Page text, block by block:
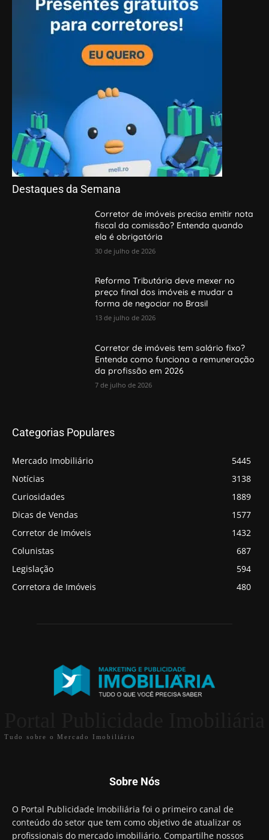
Destaques da Semana
Corretor de imóveis precisa emitir nota
fiscal da comissão? Entenda quando
ela é obrigatória
30 de julho de 2026
Reforma Tributária deve mexer no
preço final dos imóveis e mudar a
forma de negociar no Brasil
13 de julho de 2026
Corretor de imóveis tem salário fixo?
Entenda como funciona a remuneração
da profissão em 2026
7 de julho de 2026
Categorias Populares
Mercado Imobiliário
5445
Notícias
3138
Curiosidades
1889
Dicas de Vendas
1577
Corretor de Imóveis
1432
Colunistas
687
Legislação
594
Corretora de Imóveis
480
Tudo sobre o Mercado Imobiliário
Sobre Nós
O Portal Publicidade Imobiliária foi o primeiro canal de
conteúdo do setor que tem como objetivo de atualizar os
profissionais do mercado imobiliário. Compartilhe nossos